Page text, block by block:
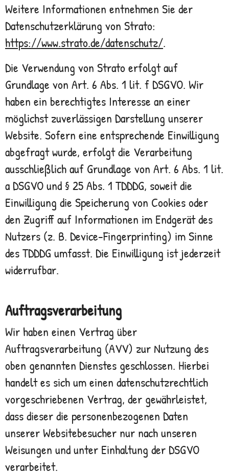
Weitere Informationen entnehmen Sie der
Datenschutzerklärung von Strato:
https://www.strato.de/datenschutz/.
Die Verwendung von Strato erfolgt auf
Grundlage von Art. 6 Abs. 1 lit. f DSGVO. Wir
haben ein berechtigtes Interesse an einer
möglichst zuverlässigen Darstellung unserer
Website. Sofern eine entsprechende Einwilligung
abgefragt wurde, erfolgt die Verarbeitung
ausschließlich auf Grundlage von Art. 6 Abs. 1 lit.
a DSGVO und § 25 Abs. 1 TDDDG, soweit die
Einwilligung die Speicherung von Cookies oder
den Zugriff auf Informationen im Endgerät des
Nutzers (z. B. Device-Fingerprinting) im Sinne
des TDDDG umfasst. Die Einwilligung ist jederzeit
widerrufbar.
Auftragsverarbeitung
Wir haben einen Vertrag über
Auftragsverarbeitung (AVV) zur Nutzung des
oben genannten Dienstes geschlossen. Hierbei
handelt es sich um einen datenschutzrechtlich
vorgeschriebenen Vertrag, der gewährleistet,
dass dieser die personenbezogenen Daten
unserer Websitebesucher nur nach unseren
Weisungen und unter Einhaltung der DSGVO
verarbeitet.